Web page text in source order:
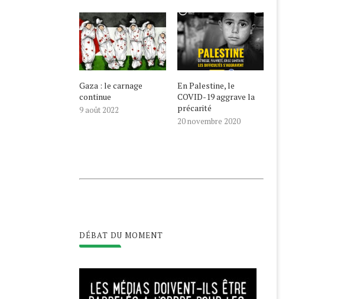
Gaza : le carnage
continue
9 août 2022
En Palestine, le
COVID-19 aggrave la
précarité
20 novembre 2020
DÉBAT DU MOMENT